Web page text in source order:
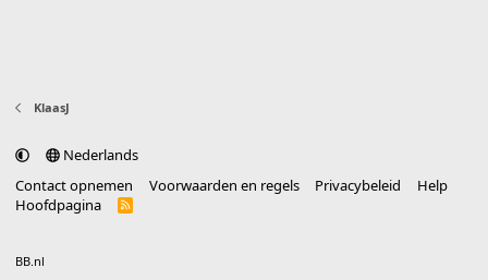
KlaasJ
Nederlands
Contact opnemen
Voorwaarden en regels Privacybeleid
Help
Hoofdpagina
R
BB.nl